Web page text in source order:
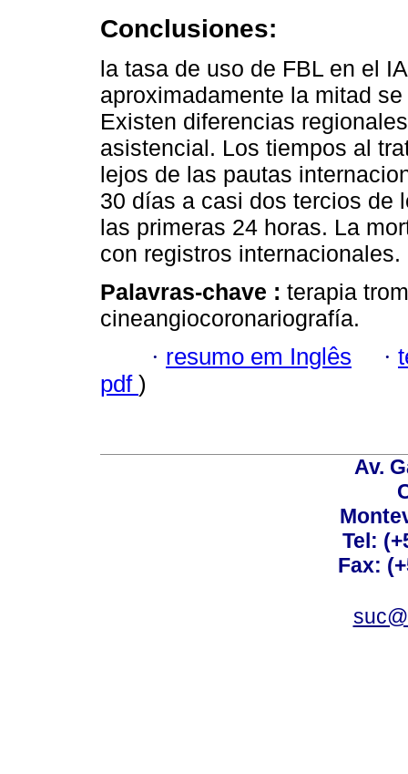
Conclusiones:
la tasa de uso de FBL en el
aproximadamente la mitad
Existen diferencias
asistencial. Los tiempos al
lejos de las pautas
30 días a casi dos tercios de
las primeras 24 horas. La
con registros internacionales.
Palavras-chave : terapia
cineangiocoronariografía.
· resumo em Inglês ·
pdf )
Av.
Tel:
Fax: